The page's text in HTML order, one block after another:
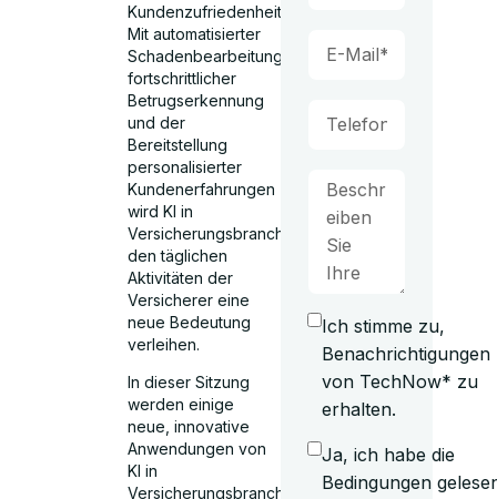
Kundenzufriedenheit.
Mit automatisierter
Schadenbearbeitung,
fortschrittlicher
Betrugserkennung
und der
Bereitstellung
personalisierter
Kundenerfahrungen
wird KI in
Versicherungsbranche
den täglichen
Aktivitäten der
Versicherer eine
neue Bedeutung
verleihen.
In dieser Sitzung
werden einige
neue, innovative
Anwendungen von
KI in
Versicherungsbranche
Ich stimme zu,
Benachrichtigungen
von TechNow* zu
erhalten.
Ja, ich habe die
Bedingungen